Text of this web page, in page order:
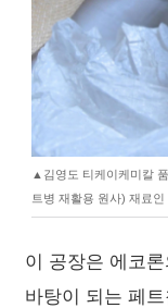
▲김영도 티케이케미칼
트병 재활용 원사) 재료
이 공장은 에코론
바탕이 되는 페